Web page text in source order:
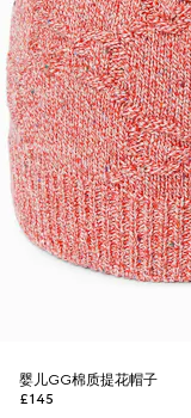
婴儿GG棉质提花帽子
£145